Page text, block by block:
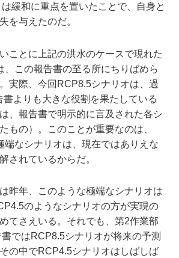
緩和に重点を置いたことで、自身と
を与えたのだ。
ことに上記の洪水のケースで現れた
、この報告書の至る所にちりばめら
実際、今回RCP8.5シナリオは、過
よりも大きな役割を果たしている
、報告書で明示的に言及された各シ
もの）。このことが重要なのは、
端なシナリオは、現在ではありえな
されているからだ。
昨年、このような極端なシナリオは
のようなシナリオの方が実現の
てさえいる。それでも、第2作業部
ではRCP8.5シナリオが将来の予測
の中でRCP4.5シナリオはしばしば